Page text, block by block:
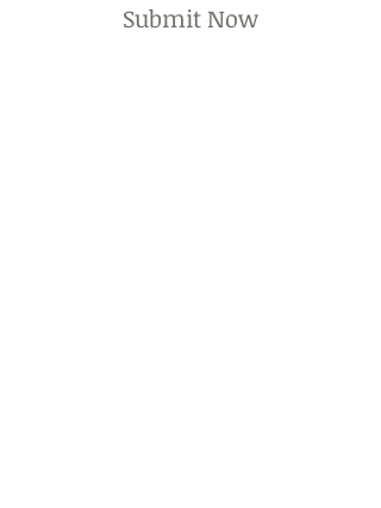
Submit Now